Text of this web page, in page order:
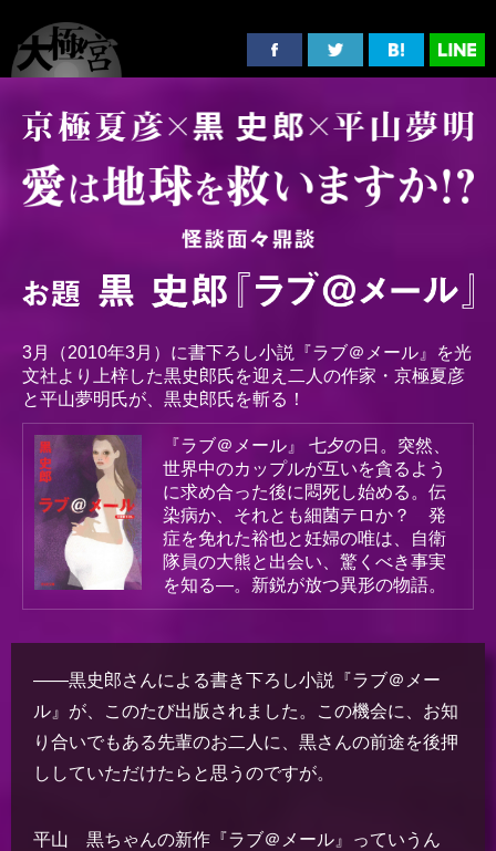
3月（2010年3月）に書下ろし小説『ラブ＠メール』を光
文社より上梓した黒史郎氏を迎え 二人の作家・京極夏彦
と平山夢明氏が、黒史郎氏を斬る！
『ラブ＠メール』
七夕の日。突然、
世界中のカップルが互いを貪るよう
に求め合った後に悶死し始める。伝
染病か、それとも細菌テロか？ 発
症を免れた裕也と妊婦の唯は、自衛
隊員の大熊と出会い、驚くべき事実
を知る―。新鋭が放つ異形の物語。
――黒史郎さんによる書き下ろし小説『ラブ＠メー
ル』が、このたび出版されました。この機会に、お知
り合いでもある先輩のお二人に、黒さんの前途を後押
ししていただけたらと思うのですが。
平山 黒ちゃんの新作『ラブ＠メール』っていうん